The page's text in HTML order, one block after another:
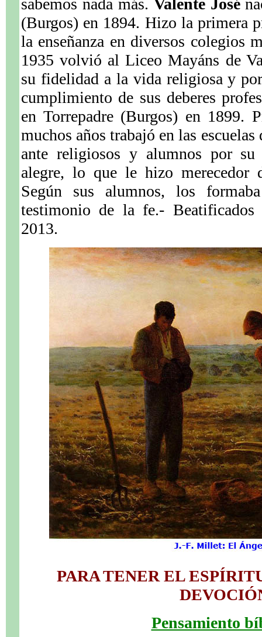
sabemos nada más. Valente José
(Burgos) en 1894. Hizo la primera
la enseñanza en diversos colegios
1935 volvió al Liceo Mayáns de
su fidelidad a la vida religiosa y
cumplimiento de sus deberes
en Torrepadre (Burgos) en 1899.
muchos años trabajó en las
ante religiosos y alumnos por su
alegre, lo que le hizo merecedor
Según sus alumnos, los
testimonio de la fe.-
2013.
PARA TENER EL
Pensamiento